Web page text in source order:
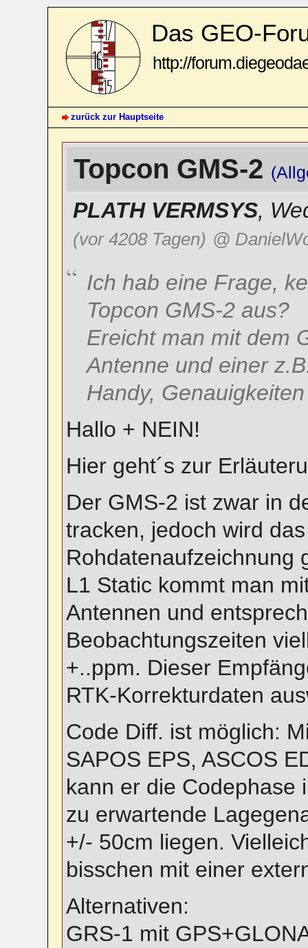
Das GEO-
http://
zurück zur Hauptseite
Topcon GMS-2
PLATH VERMSYS,
(vor 4208 Tagen) @
Ich hab eine Frage,
Topcon GMS-2 aus?
Ereicht man mit dem
Antenne und einer
Handy,
Hallo + NEIN!
Hier geht´s zur
Der GMS-2 ist zwar in
tracken, jedoch wird
Rohdatenaufzeichnung
L1 Static kommt man
Antennen und
Beobachtungszeiten
+..ppm. Dieser
RTK-Korrekturdaten
Code Diff. ist möglich:
SAPOS EPS, ASCOS
kann er die Codephase
zu erwartende
+/- 50cm liegen.
bisschen mit einer
Alternativen:
GRS-1 mit